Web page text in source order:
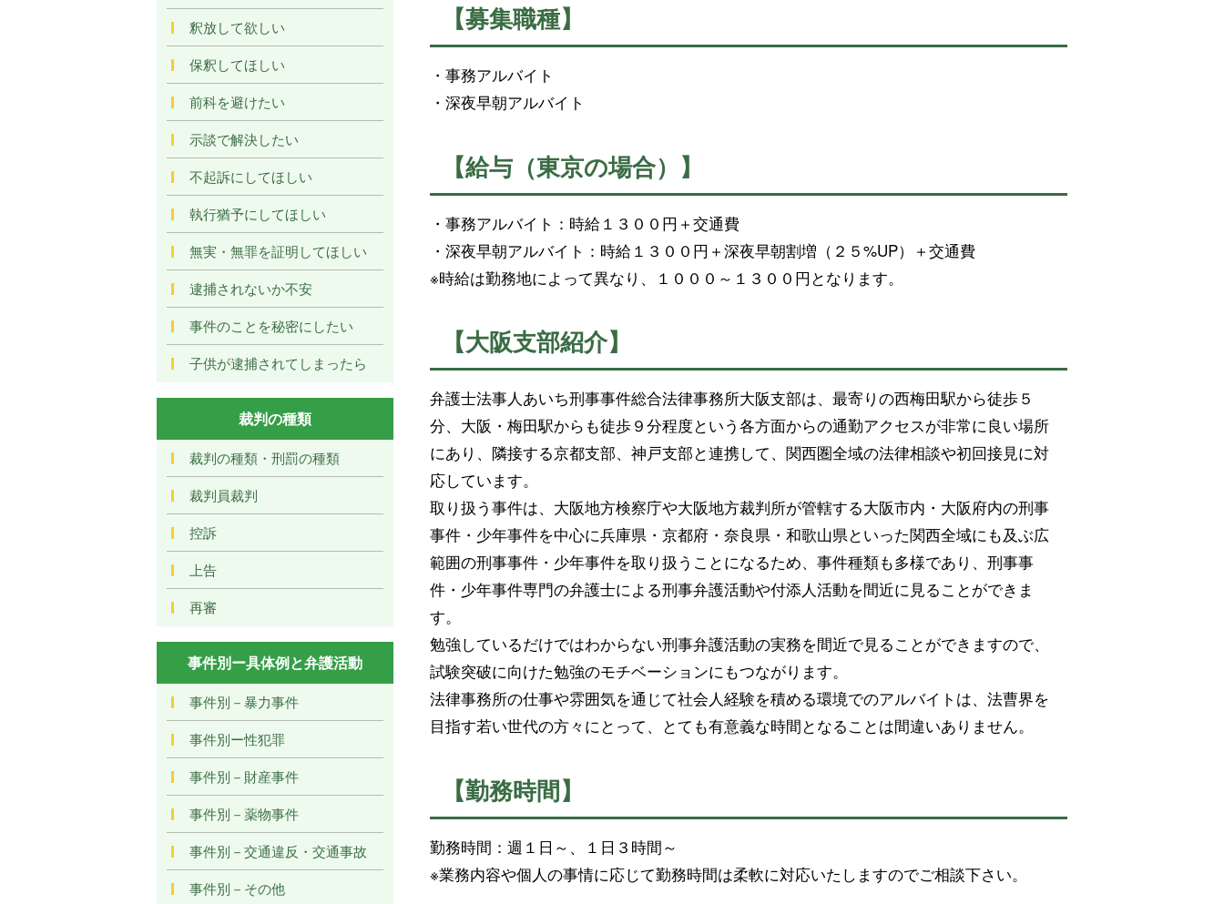
【募集職種】
・事務アルバイト
・深夜早朝アルバイト
【給与（東京の場合）】
・事務アルバイト：時給１３００円＋交通費
・深夜早朝アルバイト：時給１３００円＋深夜早朝割増（２５%UP）＋交通費
※時給は勤務地によって異なり、１０００～１３００円となります。
【大阪支部紹介】
弁護士法事人あいち刑事事件総合法律事務所大阪支部は、最寄りの西梅田駅から徒歩５
分、大阪・梅田駅からも徒歩９分程度という各方面からの通勤アクセスが非常に良い場所
にあり、隣接する京都支部、神戸支部と連携して、関西圏全域の法律相談や初回接見に対
応しています。
取り扱う事件は、大阪地方検察庁や大阪地方裁判所が管轄する大阪市内・大阪府内の刑事
事件・少年事件を中心に兵庫県・京都府・奈良県・和歌山県といった関西全域にも及ぶ広
範囲の刑事事件・少年事件を取り扱うことになるため、事件種類も多様であり、刑事事
件・少年事件専門の弁護士による刑事弁護活動や付添人活動を間近に見ることができま
す。
勉強しているだけではわからない刑事弁護活動の実務を間近で見ることができますので、
試験突破に向けた勉強のモチベーションにもつながります。
法律事務所の仕事や雰囲気を通じて社会人経験を積める環境でのアルバイトは、法曹界を
目指す若い世代の方々にとって、とても有意義な時間となることは間違いありません。
【勤務時間】
勤務時間：週１日～、１日３時間～
※業務内容や個人の事情に応じて勤務時間は柔軟に対応いたしますのでご相談下さい。
釈放して欲しい
保釈してほしい
前科を避けたい
示談で解決したい
不起訴にしてほしい
執行猶予にしてほしい
無実・無罪を証明してほしい
逮捕されないか不安
事件のことを秘密にしたい
子供が逮捕されてしまったら
裁判の種類
裁判の種類・刑罰の種類
裁判員裁判
控訴
上告
再審
事件別ー具体例と弁護活動
事件別－暴力事件
事件別ー性犯罪
事件別－財産事件
事件別－薬物事件
事件別－交通違反・交通事故
事件別－その他